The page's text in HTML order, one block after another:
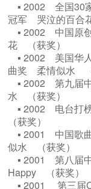
▪ 2002 全国30
冠军 哭泣的百
▪ 2002 中国原
花 （获奖）
▪ 2002 美国华
曲奖 柔情似水
▪ 2002 第九届
水 （获奖）
▪ 2002 电台打
（获奖）
▪ 2001 中国歌
似水 （获奖）
▪ 2001 第八届
Happy （获奖）
▪ 2001 第三届